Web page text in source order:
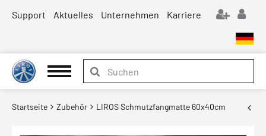
Support Aktuelles Unternehmen Karriere
Startseite Zubehör LIROS Schmutzfangmatte 60x40cm